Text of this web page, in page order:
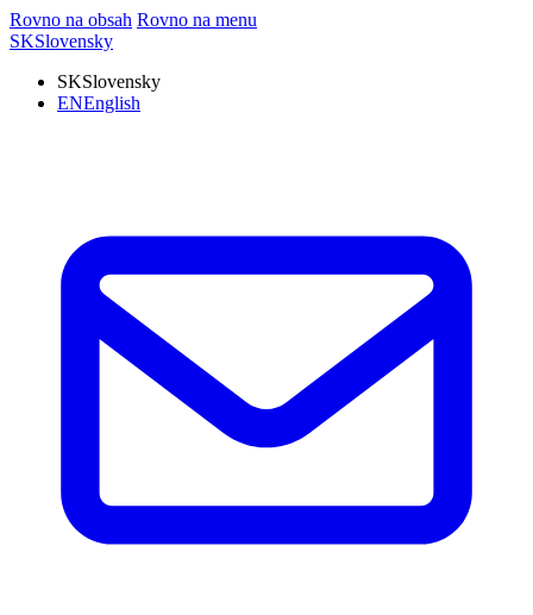
Rovno na obsah Rovno na menu
SKSlovensky
SKSlovensky
ENEnglish